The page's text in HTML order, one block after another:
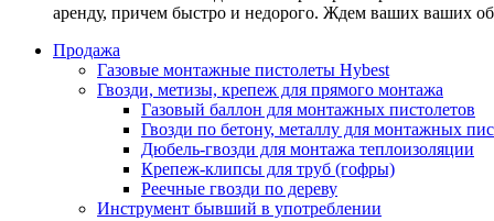
аренду, причем быстро и недорого. Ждем ваших ваших
Продажа
Газовые монтажные пистолеты Hybest
Гвозди, метизы, крепеж для прямого монтажа
Газовый баллон для монтажных пистолетов
Гвозди по бетону, металлу для монтажных
Дюбель-гвозди для монтажа теплоизоляции
Крепеж-клипсы для труб (гофры)
Реечные гвозди по дереву
Инструмент бывший в употреблении